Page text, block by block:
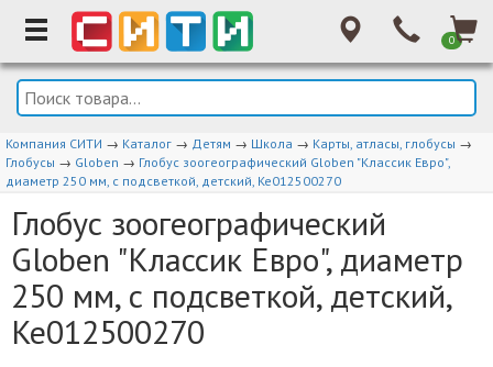
0
Компания СИТИ → Каталог → Детям → Школа → Карты, атласы, глобусы →
Глобусы → Globen → Глобус зоогеографический Globen "Классик Евро",
диаметр 250 мм, с подсветкой, детский, Ке012500270
Глобус зоогеографический
Globen "Классик Евро", диаметр
250 мм, с подсветкой, детский,
Ке012500270